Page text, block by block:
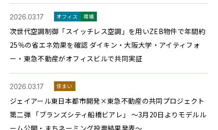
2026.03.17 オフィス 環境
次世代空調制御「スイッチレス空調」を用いZEB物件で年間約
25％の省エネ効果を確認 ダイキン・大阪大学・アイティフォ
ー・東急不動産がオフィスビルで共同実証
2026.03.17 住まい
ジェイアール東日本都市開発×東急不動産の共同プロジェクト
第二弾 「ブランズシティ船橋ビアレ」 ～3月20日よりモデルル